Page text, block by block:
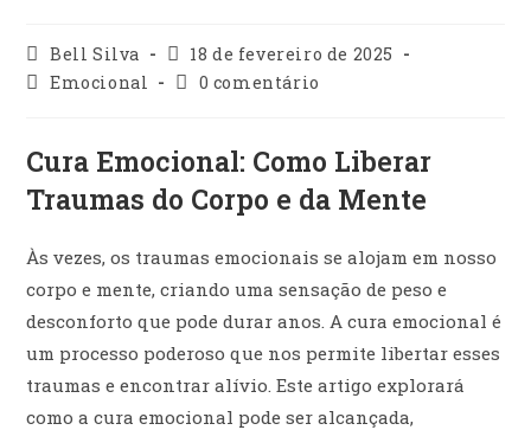
Autor
do
Bell Silva
Post
publicado:
18 de fevereiro de 2025
Categoria
Emocional
Comentários
0 comentário
Cura Emocional: Como Liberar
Traumas do Corpo e da Mente
Às vezes, os traumas emocionais se alojam em nosso
corpo e mente, criando uma sensação de peso e
desconforto que pode durar anos. A cura emocional é
um processo poderoso que nos permite libertar esses
traumas e encontrar alívio. Este artigo explorará
como a cura emocional pode ser alcançada,